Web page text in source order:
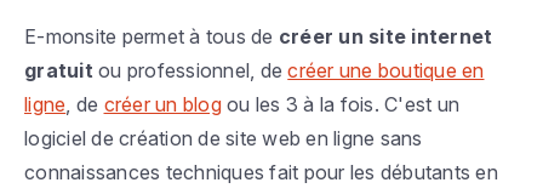
E-monsite permet à tous de créer un site internet
gratuit ou professionnel, decréer une boutique en
ligne , de créer un blogou les 3 à la fois. C'est un
logiciel de création de site web en ligne sans
connaissances techniques fait pour les débutants en